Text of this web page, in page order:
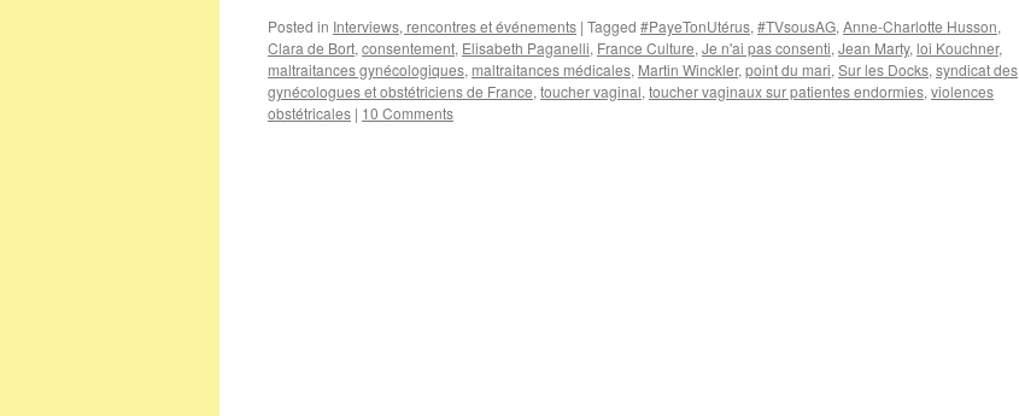
Posted in Interviews, rencontres et événements | Tagged #PayeTonUtérus, #TVsousAG, Anne-Charlotte Husson,
Clara de Bort, consentement, Elisabeth Paganelli, France Culture, Je n'ai pas consenti, Jean Marty, loi Kouchner,
maltraitances gynécologiques, maltraitances médicales, Martin Winckler, point du mari, Sur les Docks, syndicat des
gynécologues et obstétriciens de France, toucher vaginal, toucher vaginaux sur patientes endormies, violences
obstétricales | 10 Comments